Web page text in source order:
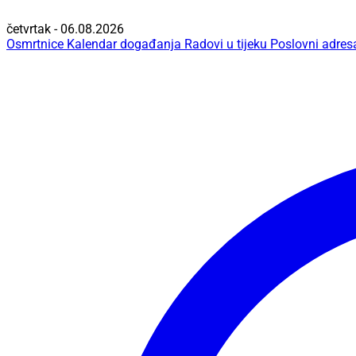
četvrtak - 06.08.2026
Osmrtnice Kalendar događanja Radovi u tijeku Poslovni